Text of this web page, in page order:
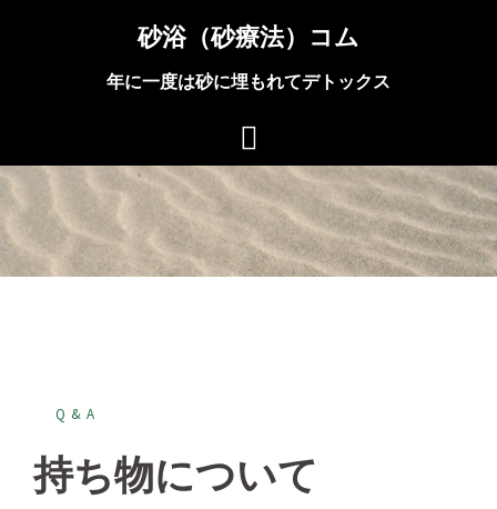
へ
ス
キ
ッ
砂浴（砂療法）コム
年に一度は砂に埋もれてデトックス
Q&A
持ち物について